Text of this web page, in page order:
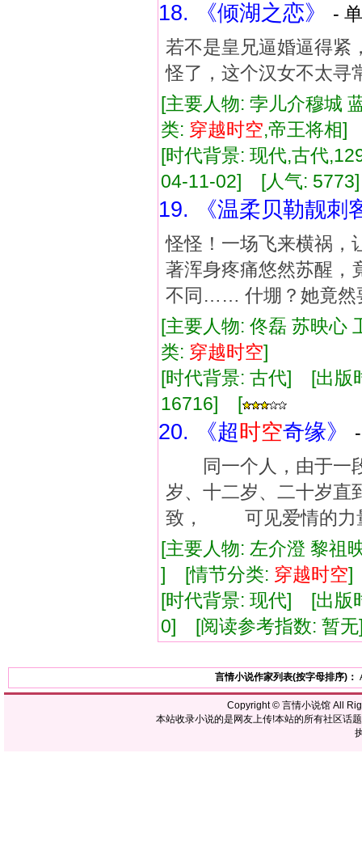
18. 《倾湖之恋》
-
若不是皇兄逼婚逼得紧
怪了，这个汉女不太寻
[主要人物: 孛儿介穆城
类: 穿越时空,帝王将
[时代背景: 现代,古代
04-11-02] [人气:
19. 《温柔贝勒靓刺
怪怪！一场飞来横祸，
著浑身疼痛悠然苏醒
不同…… 什堋？她竟然
[主要人物: 佟磊 苏映
类: 穿越时空]
[时代背景: 古代] [出
16716] [
20. 《超时空奇缘》
同一个人，由于
岁、十二岁、二十岁
致， 可见爱情的力
[主要人物: 左介澄 黎祖
] [情节分类: 穿越时空
[时代背景: 现代] [出
0] [阅读参考指数: 暂无
言情小说作家列表(按字母排序)：
Copyright © 言情小说馆All
本站收录小说的是网友上传!本站的所有社区话